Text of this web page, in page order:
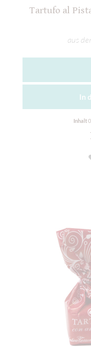
Tartufo al
aus
In
Inhalt